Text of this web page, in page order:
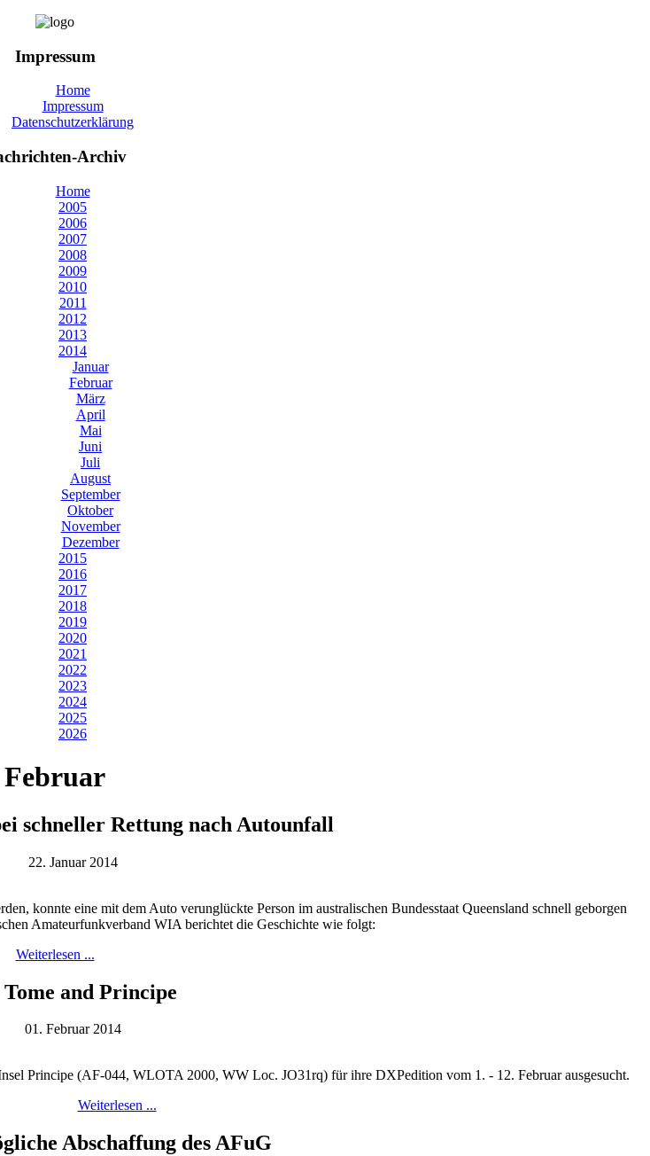
Impressum
Home
Impressum
Datenschutzerklärung
Archiv
Home
2005
2006
2007
2008
2009
2010
2011
2012
2013
2014
Januar
Februar
März
April
Mai
Juni
Juli
August
September
Oktober
November
Dezember
2015
2016
2017
2018
2019
2020
2021
2022
2023
2024
2025
2026
Februar
schneller Rettung nach Autounfall
22. Januar 2014
konnte eine mit dem Auto verunglückte Person im australischen Bundesstaat Queensland schnell geborgen
Amateurfunkverband WIA berichtet die Geschichte wie folgt:
Weiterlesen ...
Tome and Principe
01. Februar 2014
Principe (AF-044, WLOTA 2000, WW Loc. JO31rq) für ihre DXPedition vom 1. - 12. Februar ausgesucht.
Weiterlesen ...
Abschaffung des AFuG